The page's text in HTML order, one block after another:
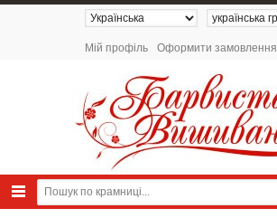
Мій профіль Оформити замовлення